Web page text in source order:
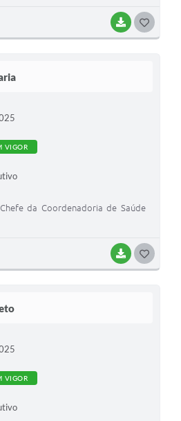
BAIXAR
BAIXAR
VIGOR
da Coordenadoria de Saúde
VIGOR